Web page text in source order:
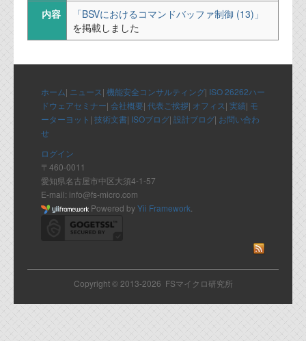
会社概要
実績
ブログ
機能安全ブログ
設計ブログ
テクノロジ
ブログテーマ
内容
「BSVにおけるコマンドバッファ制御 (13)」
を掲載しました
ホーム| ニュース| 機能安全コンサルティング| ISO 26262ハー
ドウェアセミナー| 会社概要| 代表ご挨拶| オフィス| 実績| モ
ーターヨット | 技術文書| ISOブログ| 設計ブログ| お問い合わ
せ
ログイン
〒460-0011
愛知県名古屋市中区大須4-1-57
E-mail: info@fs-micro.com
Powered byYii Framework
Copyright © 2013-2026 FSマイクロ研究所